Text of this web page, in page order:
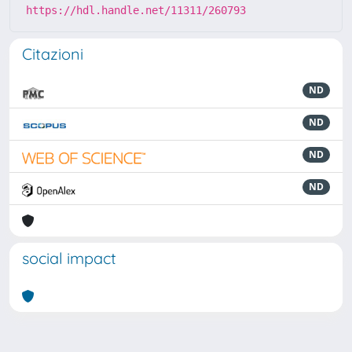
https://hdl.handle.net/11311/260793
Citazioni
ND
ND
ND
ND
social impact